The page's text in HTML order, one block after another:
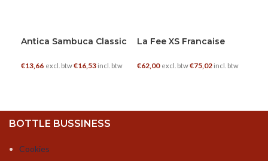
Antica Sambuca Classic
€13,66 excl. btw€16,53 incl. btw
La Fee XS Francaise
€62,00 excl. btw€75,02 incl. btw
BOTTLE BUSSINESS
Cookies